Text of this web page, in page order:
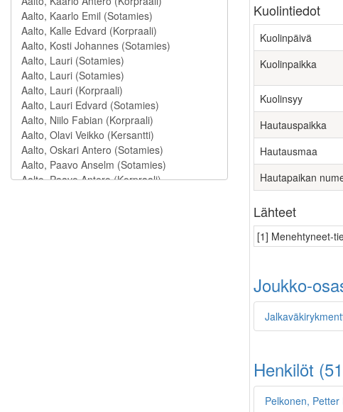
Kuolintiedot
Kuolinpäivä
Kuolinpaikka
Kuolinsyy
Hautauspaikka
Hautausmaa
Hautapaikan
Lähteet
[1] Menehtyneet-
Joukko-
Henkilöt
Pelkonen, Petter